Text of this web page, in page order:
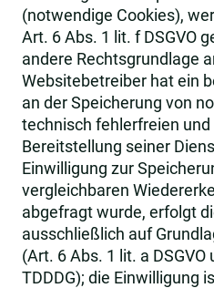
(notwendige Cookies),
Art. 6 Abs. 1 lit. f DSGVO
andere Rechtsgrundlage
Websitebetreiber hat ein
an der Speicherung von
technisch fehlerfreien
Bereitstellung seiner
Einwilligung zur
vergleichbaren
abgefragt wurde, erfolgt
ausschließlich auf
(Art. 6 Abs. 1 lit. a DSGVO
TDDDG); die Einwilligung